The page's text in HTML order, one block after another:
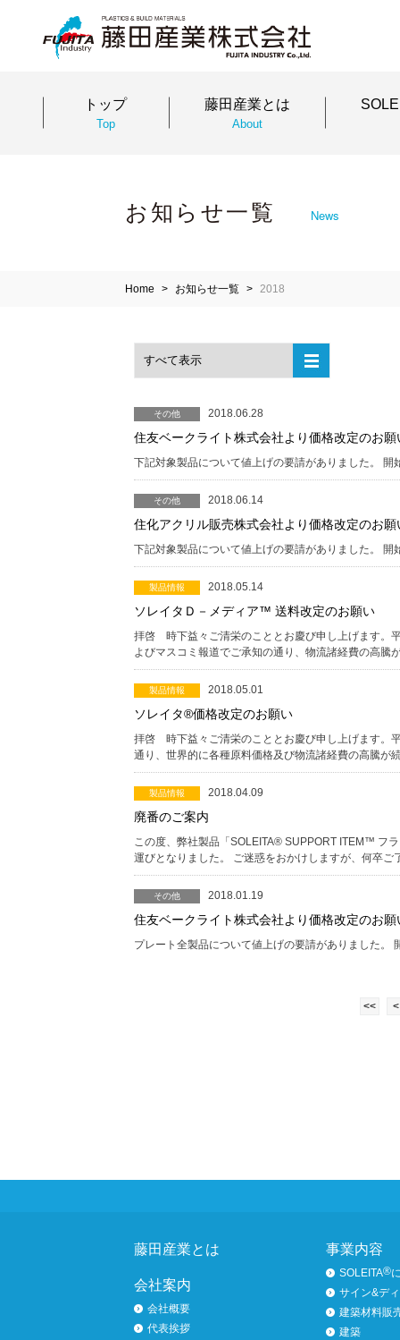
トップ
Top
藤田産業とは
About
お知らせ一覧 News
Home お知らせ一覧 2018
その他 2018.06.28
住友ベークライト株式会社より価格改定のお願
下記対象製品について値上げの要請がありました。
その他 2018.06.14
住化アクリル販売株式会社より価格改定のお願
下記対象製品について値上げの要請がありました。
製品情報 2018.05.14
ソレイタＤ－メディア™ 送料改定のお願い
拝啓 時下益々ご清栄のこととお慶び申し上げます。
よびマスコミ報道でご承知の通り、物流諸経費の高
製品情報 2018.05.01
ソレイタ®価格改定のお願い
拝啓 時下益々ご清栄のこととお慶び申し上げます。
通り、世界的に各種原料価格及び物流諸経費の高騰
製品情報 2018.04.09
廃番のご案内
この度、弊社製品「SOLEITA® SUPPORT ITEM™ フ
運びとなりました。 ご迷惑をおかけしますが、何卒
その他 2018.01.19
住友ベークライト株式会社より価格改定のお願
プレート全製品について値上げの要請がありました。
<< <
藤田産業とは
会社案内
会社概要
代表挨拶
事業内容
SOLEITA®
サイン&デ
建築材料販
建築